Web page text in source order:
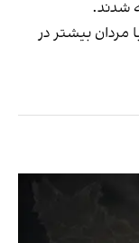
مردان بیشتر در